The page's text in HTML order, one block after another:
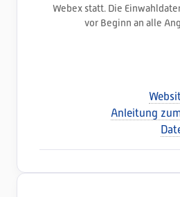
Webex statt. Die
vor Beginn an alle
Anleitung